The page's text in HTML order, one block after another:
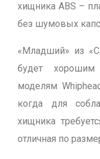
хищника ABS –
без шумовых
«Младший» из
будет
моделям
когда для
хищника
отличная по